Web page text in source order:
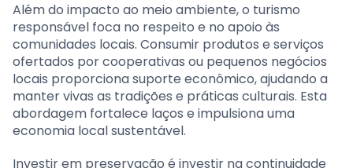
Além do impacto ao meio ambiente, o turismo
responsável foca no respeito e no apoio às
comunidades locais. Consumir produtos e serviços
ofertados por cooperativas ou pequenos negócios
locais proporciona suporte econômico, ajudando a
manter vivas as tradições e práticas culturais. Esta
abordagem fortalece laços e impulsiona uma
economia local sustentável.
Investir em preservação é investir na continuidade